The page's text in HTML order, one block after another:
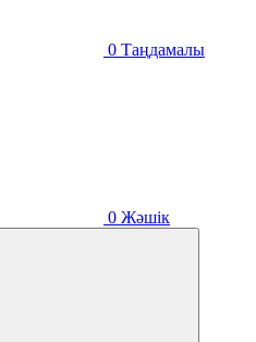
0 Таңдамалы
0 Жәшік